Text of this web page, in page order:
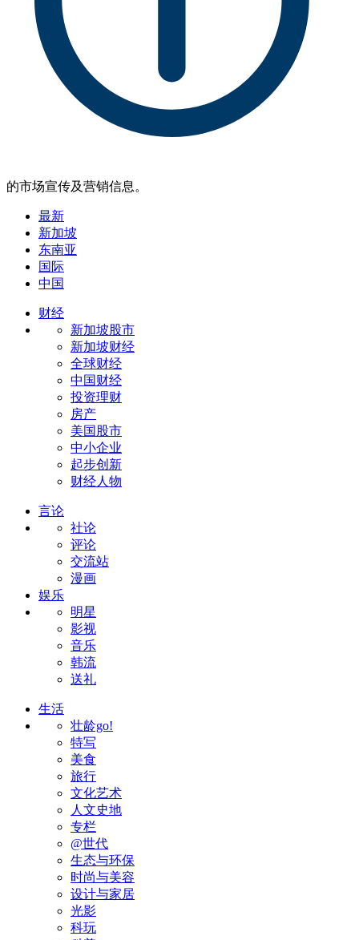
的市场宣传及营销信息。
最新
新加坡
东南亚
国际
中国
财经
新加坡股市
新加坡财经
全球财经
中国财经
投资理财
房产
美国股市
中小企业
起步创新
财经人物
言论
社论
评论
交流站
漫画
娱乐
明星
影视
音乐
韩流
送礼
生活
壮龄go!
特写
美食
旅行
文化艺术
人文史地
专栏
@世代
生态与环保
时尚与美容
设计与家居
光影
科玩